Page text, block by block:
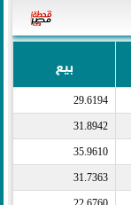
بيع
29.6194
31.8942
35.9610
31.7363